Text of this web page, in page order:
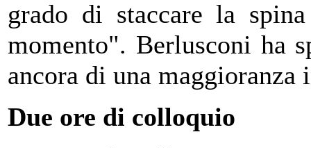
grado di staccare la
momento". Berlusconi ha
ancora di una maggioranza
Due ore di colloquio